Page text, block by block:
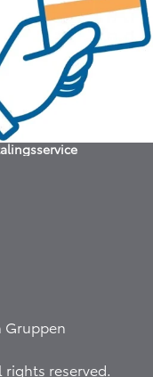
Gruppen
rights reserved.